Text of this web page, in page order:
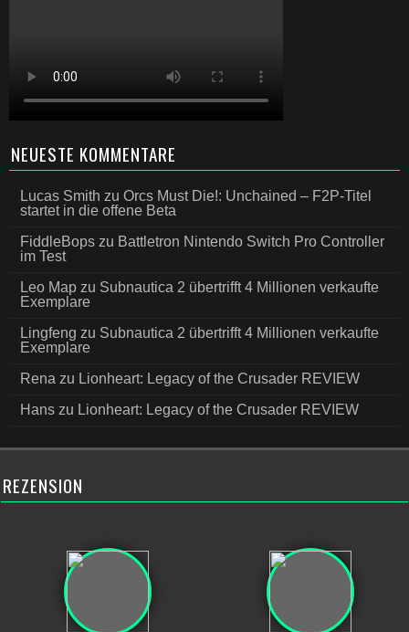
NEUESTE KOMMENTARE
Lucas Smith zu Orcs Must Die!: Unchained – F2P-Titel
startet in die offene Beta
FiddleBops zu Battletron Nintendo Switch Pro Controller
im Test
Leo Map zu Subnautica 2 übertrifft 4 Millionen verkaufte
Exemplare
Lingfeng zu Subnautica 2 übertrifft 4 Millionen verkaufte
Exemplare
Rena zu Lionheart: Legacy of the Crusader REVIEW
Hans zu Lionheart: Legacy of the Crusader REVIEW
REZENSION